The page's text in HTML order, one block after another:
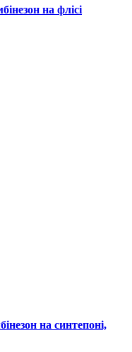
на флісі
на синтепоні,